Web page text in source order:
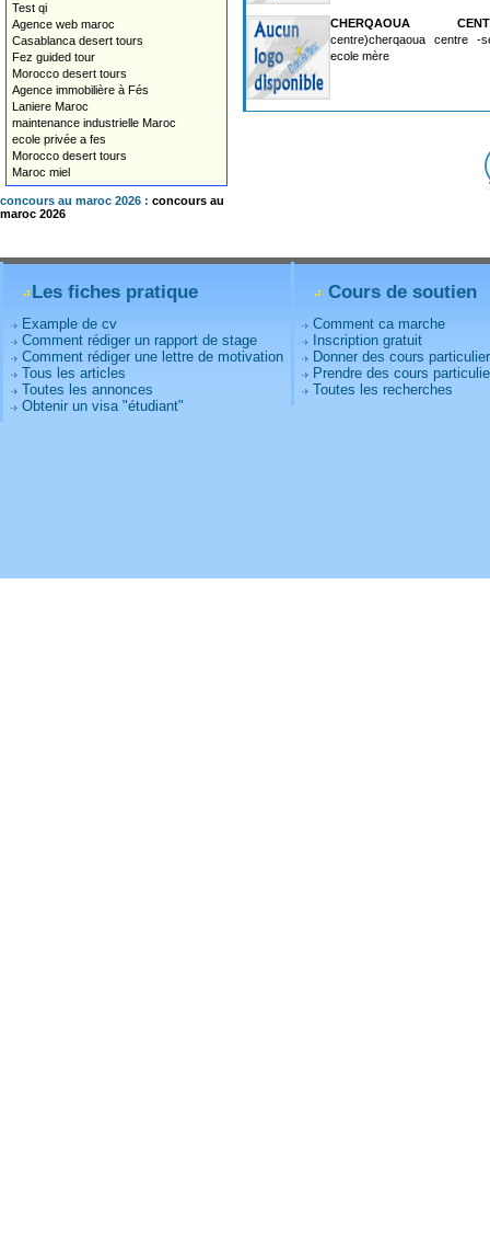
Test qi
Agence web maroc
Casablanca desert tours
Fez guided tour
Morocco desert tours
Agence immobilière à Fés
Laniere Maroc
maintenance industrielle Maroc
ecole privée a fes
Morocco desert tours
Maroc miel
concours au maroc 2026 : concours au
maroc 2026
CHERQAOUA
centre)cherqaoua centre -
ecole mère
Les fiches pratique
Example de cv
Comment rédiger un rapport de stage
Comment rédiger une lettre de motivation
Tous les articles
Toutes les annonces
Obtenir un visa "étudiant"
Cours de soutien
Comment ca marche
Inscription gratuit
Donner des cours
Prendre des cours
Toutes les recherches